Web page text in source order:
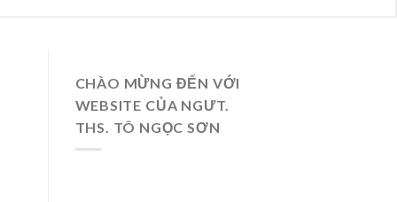
CHÀO MỪNG ĐẾN VỚI
WEBSITE CỦA NGƯT.
THS. TÔ NGỌC SƠN